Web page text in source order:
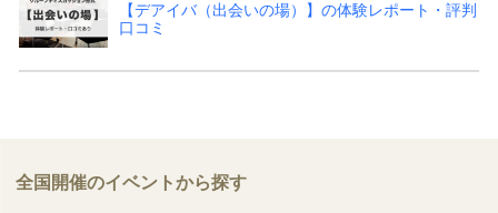
【デアイバ（出会いの場）】の体験レポート・評判
口コミ
全国開催のイベントから探す